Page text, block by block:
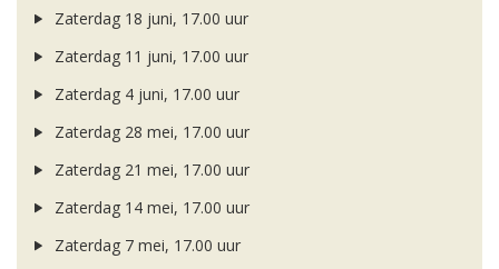
Zaterdag 18 juni, 17.00 uur
Zaterdag 11 juni, 17.00 uur
Zaterdag 4 juni, 17.00 uur
Zaterdag 28 mei, 17.00 uur
Zaterdag 21 mei, 17.00 uur
Zaterdag 14 mei, 17.00 uur
Zaterdag 7 mei, 17.00 uur